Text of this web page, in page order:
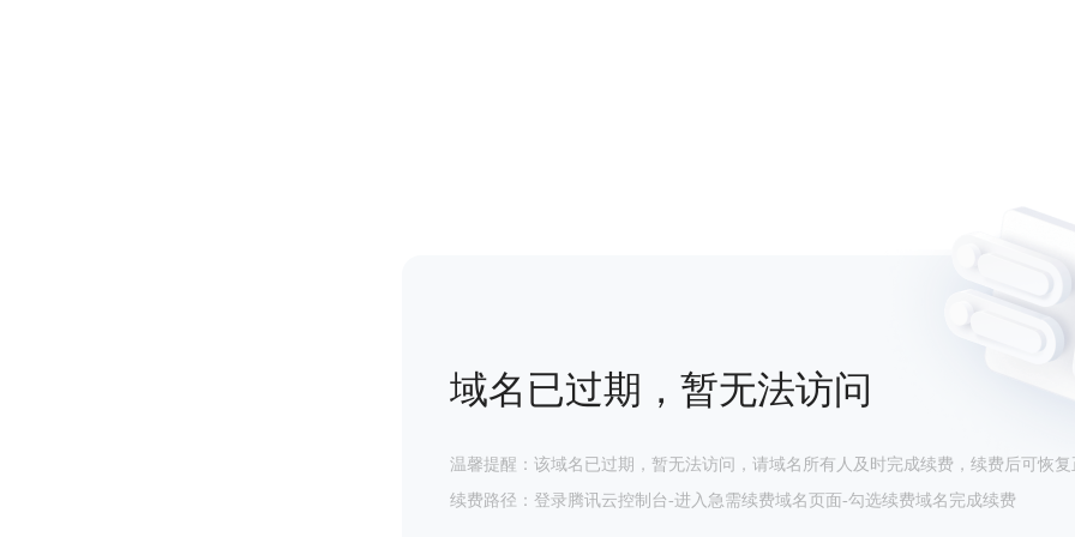
域名已过期，暂无法访问
温馨提醒：该域名已过期，暂无法访问，请域名所有人及时完成续费，续费后可恢复
续费路径：登录腾讯云控制台-进入急需续费域名页面-勾选续费域名完成续费